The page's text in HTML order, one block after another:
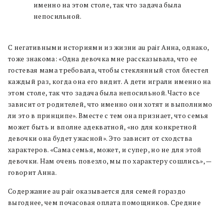
именно на этом столе, так что задача была
непосильной.
С негативными историями из жизни au pair Анна, однако,
тоже знакома: «Одна девочка мне рассказывала, что ее
гостевая мама требовала, чтобы стеклянный стол блестел
каждый раз, когда она его видит. А дети играли именно на
этом столе, так что задача была непосильной. Часто все
зависит от родителей, что именно они хотят и выполнимо
ли это в принципе». Вместе с тем она признает, что семья
может быть и вполне адекватной, «но для конкретной
девочки она будет ужасной». Это зависит от сходства
характеров. «Сама семья, может, и супер, но не для этой
девочки. Нам очень повезло, мы по характеру сошлись», —
говорит Анна.
Содержание au pair оказывается для семей гораздо
выгоднее, чем почасовая оплата помощников. Средние